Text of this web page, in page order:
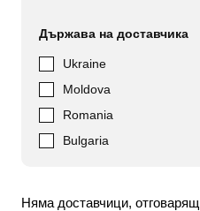
Държава на доставчика
Ukraine
Moldova
Romania
Bulgaria
Няма доставчици,